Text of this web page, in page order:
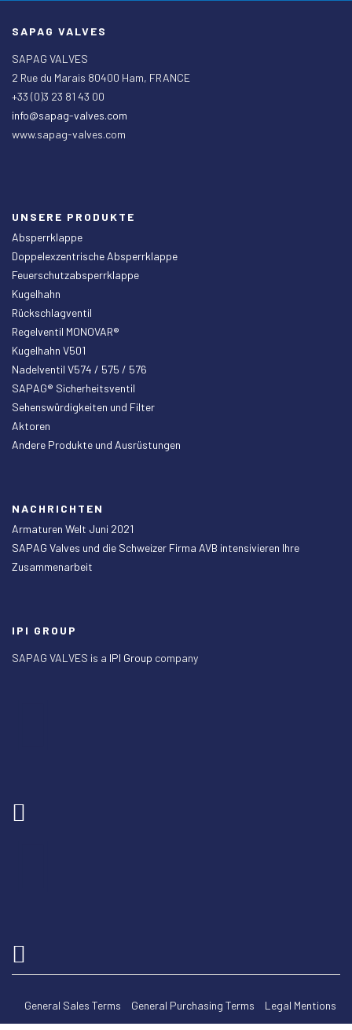
SAPAG VALVES
SAPAG VALVES
2 Rue du Marais 80400 Ham, FRANCE
+33 (0)3 23 81 43 00
info@sapag-valves.com
www.sapag-valves.com
UNSERE PRODUKTE
Absperrklappe
Doppelexzentrische Absperrklappe
Feuerschutzabsperrklappe
Kugelhahn
Rückschlagventil
Regelventil MONOVAR®
Kugelhahn V501
Nadelventil V574 / 575 / 576
SAPAG® Sicherheitsventil
Sehenswürdigkeiten und Filter
Aktoren
Andere Produkte und Ausrüstungen
NACHRICHTEN
Armaturen Welt Juni 2021
SAPAG Valves und die Schweizer Firma AVB intensivieren Ihre
Zusammenarbeit
IPI GROUP
SAPAG VALVES is a IPI Group company
General Sales Terms General Purchasing Terms Legal Mentions